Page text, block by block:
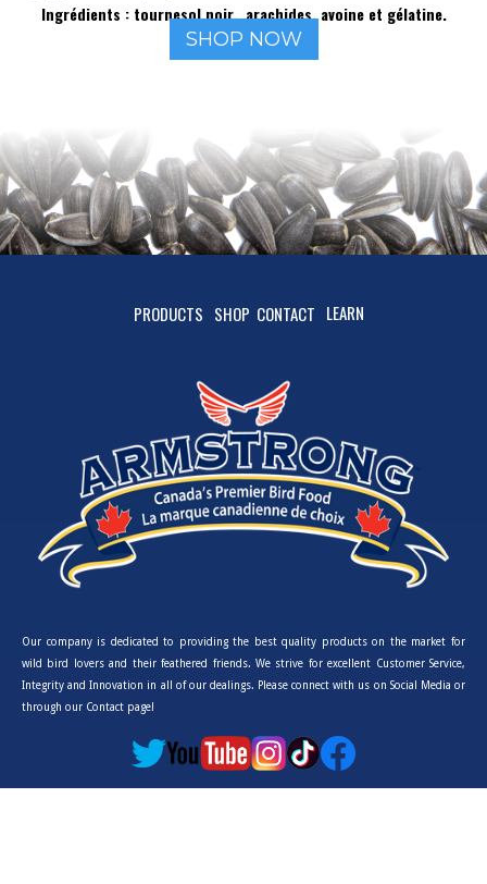
Ingrédients : tournesol noir, arachides, avoine et gélatine.
SHOP NOW
PRODUCTS SHOP CONTACT LEARN
Our company is dedicated to providing the best quality products on the market for
wild bird lovers and their feathered friends. We strive for excellent Customer Service,
Integrity and Innovation in all of our dealings. Please connect with us on Social Media or
through our Contact page!